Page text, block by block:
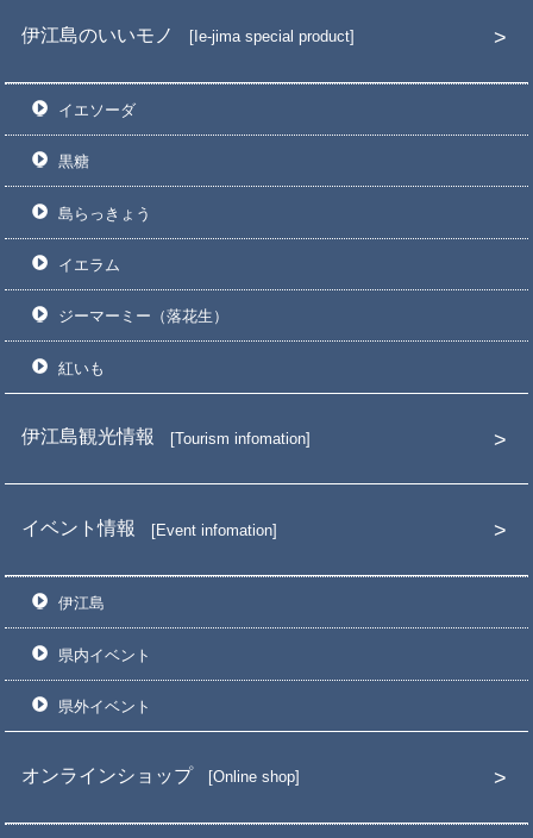
伊江島のいいモノ Ie-jima special product
イエソーダ
黒糖
島らっきょう
イエラム
ジーマーミー（落花生）
紅いも
伊江島観光情報 Tourism infomation
イベント情報 Event infomation
伊江島
県内イベント
県外イベント
オンラインショップ Online shop